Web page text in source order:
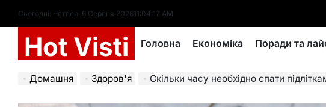
вмісту
Сьогодні: Четвер, 6 Серпня 202611:04:19 AM
Hot Visti Головна Економіка Поради та
Домашня Здоров'я Скільки часу необхідно спати підліткам: наукові норми,